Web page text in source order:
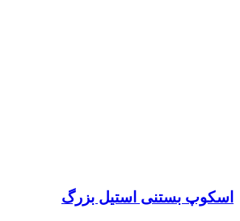
اسکوپ بستنی استیل بزرگ